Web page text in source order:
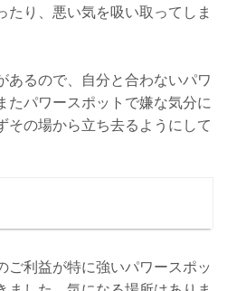
たり、悪い気を吸い取ってしま
あるので、自分と合わないパワ
たパワースポットで嫌な気分に
その場から立ち去るようにして
ご利益が特に強いパワースポッ